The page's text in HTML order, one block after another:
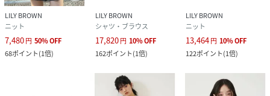
LILY BROWN
ニット
7,480円 50%OFF
68ポイント(1倍)
LILY BROWN
シャツ・ブラウス
17,820円 10%OFF
162ポイント(1倍)
LILY BROWN
ニット
13,464円 10%OFF
122ポイント(1倍)